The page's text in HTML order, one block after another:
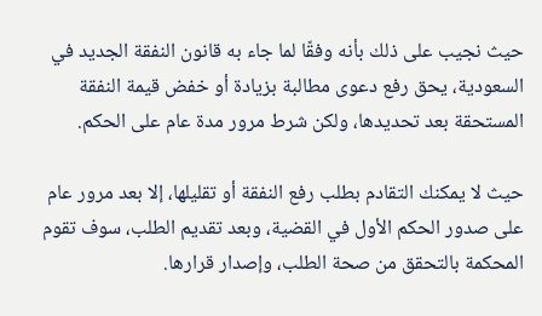
حيث نجيب على ذلك بأنه وفقًا لما جاء به قانون النفقة الجديد في
السعودية، يحق رفع دعوى مطالبة بزيادة أو خفض قيمة النفقة
المستحقة بعد تحديدها، ولكن شرط مرور مدة عام على الحكم.
حيث لا يمكنك التقادم بطلب رفع النفقة أو تقليلها، إلا بعد مرور عام
على صدور الحكم الأول في القضية، وبعد تقديم الطلب، سوف تقوم
المحكمة بالتحقق من صحة الطلب، وإصدار قرارها.